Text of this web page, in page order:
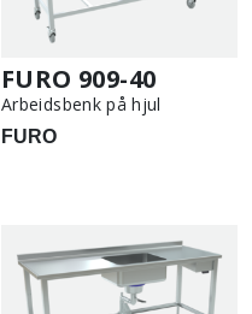
FURO 909-40
Arbeidsbenk på hjul
FURO